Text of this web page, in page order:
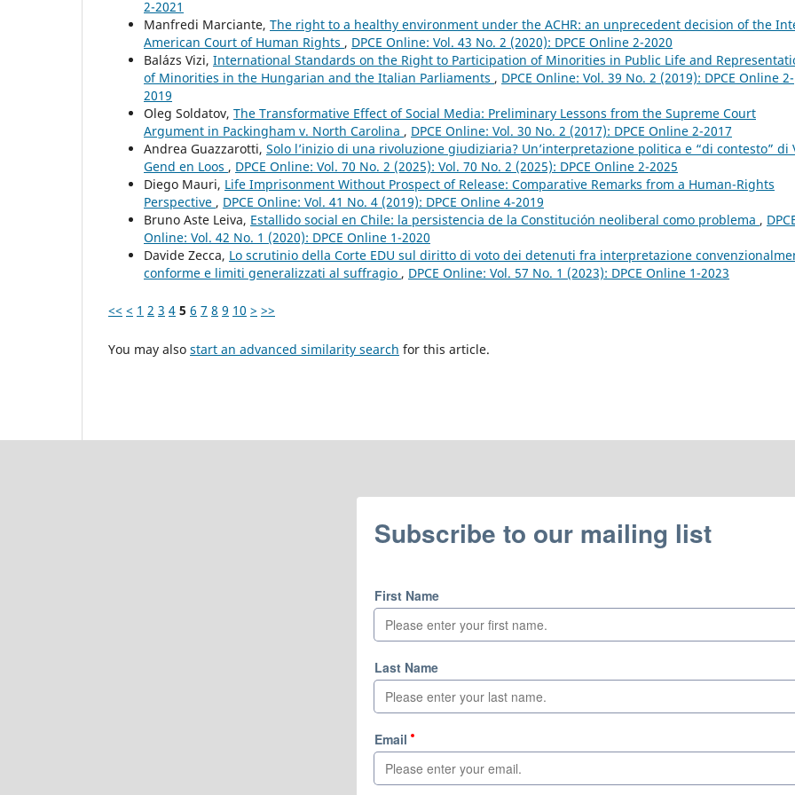
2-2021
Manfredi Marciante, The right to a healthy environment under the ACHR: an unprecedent decision of the
American Court of Human Rights , DPCE Online: Vol. 43 No. 2 (2020): DPCE Online 2-2020
Balázs Vizi, International Standards on the Right to Participation of Minorities in Public Life and
of Minorities in the Hungarian and the Italian Parliaments , DPCE Online: Vol. 39 No. 2 (2019): DPCE Online 2-
2019
Oleg Soldatov, The Transformative Effect of Social Media: Preliminary Lessons from the Supreme Court
Argument in Packingham v. North Carolina , DPCE Online: Vol. 30 No. 2 (2017): DPCE Online 2-2017
Andrea Guazzarotti, Solo l’inizio di una rivoluzione giudiziaria? Un’interpretazione politica e “di contesto” di
Gend en Loos , DPCE Online: Vol. 70 No. 2 (2025): Vol. 70 No. 2 (2025): DPCE Online 2-2025
Diego Mauri, Life Imprisonment Without Prospect of Release: Comparative Remarks from a Human-Rights
Perspective , DPCE Online: Vol. 41 No. 4 (2019): DPCE Online 4-2019
Bruno Aste Leiva, Estallido social en Chile: la persistencia de la Constitución neoliberal como problema ,
Online: Vol. 42 No. 1 (2020): DPCE Online 1-2020
Davide Zecca, Lo scrutinio della Corte EDU sul diritto di voto dei detenuti fra interpretazione
conforme e limiti generalizzati al suffragio , DPCE Online: Vol. 57 No. 1 (2023): DPCE Online 1-2023
<< < 1 2 3 4 5 6 7 8 9 10 > >>
You may also start an advanced similarity search for this article.